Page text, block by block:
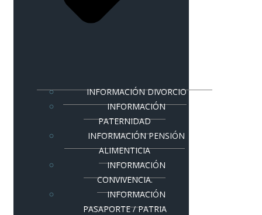
INFORMACIÓN DIVORCIO
INFORMACIÓN
PATERNIDAD
INFORMACIÓN PENSIÓN
ALIMENTICIA
INFORMACIÓN
CONVIVENCIA.
INFORMACIÓN
PASAPORTE / PATRIA